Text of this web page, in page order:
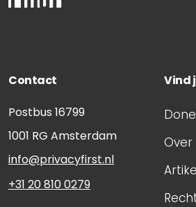
Contact
Postbus 16799
1001 RG Amsterdam
info@privacyfirst.nl
+31 20 810 0279
Vind
Over